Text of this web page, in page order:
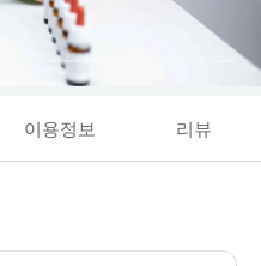
이용정보 리뷰